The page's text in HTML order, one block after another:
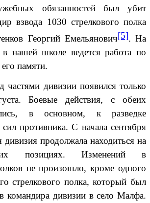
обязанностей был убит
взвода 1030 стрелкового полка
Георгий Емельянович[5]. На
нашей школе ведется работа по
памяти.
частями дивизии появился только
Боевые действия, с обеих
в основном, к разведке
противника. С начала сентября
дивизия продолжала находиться на
позициях. Изменений в
не произошло, кроме одного
стрелкового полка, который был
командира дивизии в cело Малфа.